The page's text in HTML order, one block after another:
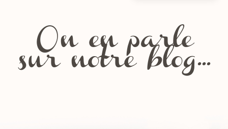
On en parle
sur notre blog...
Les fêtes de la Chartreuse